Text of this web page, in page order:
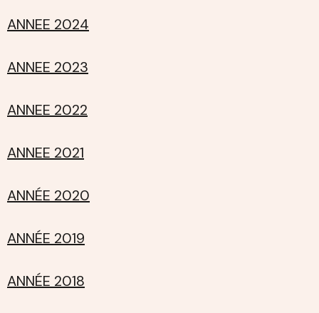
ANNEE 2024
ANNEE 2023
ANNEE 2022
ANNEE 2021
ANNÉE 2020
ANNÉE 2019
ANNÉE 2018